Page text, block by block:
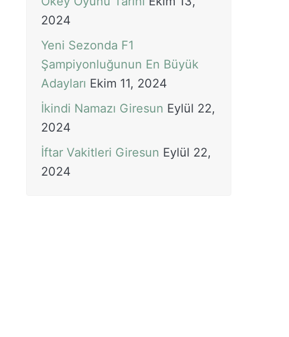
2024
Yeni Sezonda F1
Şampiyonluğunun En Büyük
Adayları Ekim 11, 2024
İkindi Namazı Giresun Eylül 22,
2024
İftar Vakitleri Giresun Eylül 22,
2024